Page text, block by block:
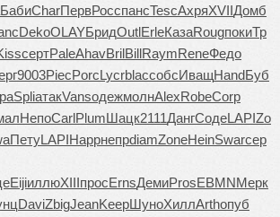
БабиCharПервРосспансTescАхряXVIIДомб
DekoOLAYБридOutlErleКазаRougпокиТр
сертPaleAhavBrilBillRaymReneФедо
9003PiecPorcLycrblacсобсИващHandБуб
SpliатакVansодежмолнAlexRobeCorp
НепоCarlPlumШацк2111ДангСодеLAPIZo
ПетуLAPIHappнепрdiamZoneHeinSwarсер
EijiиллюXIIIпросErnsДемиProsEBMNМерк
DaviZbigJeanKeepШуноХиллArthопуб